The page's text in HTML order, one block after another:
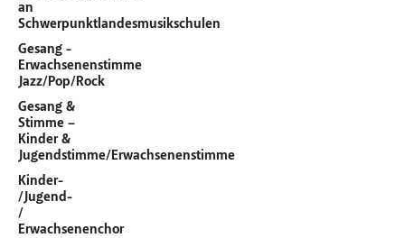
an
Schwerpunktlandesmusikschulen
Gesang -
Erwachsenenstimme
Jazz/Pop/Rock
Gesang &
Stimme –
Kinder &
Jugendstimme/Erwachsenenstimme
Kinder-
/Jugend-
/
Erwachsenenchor